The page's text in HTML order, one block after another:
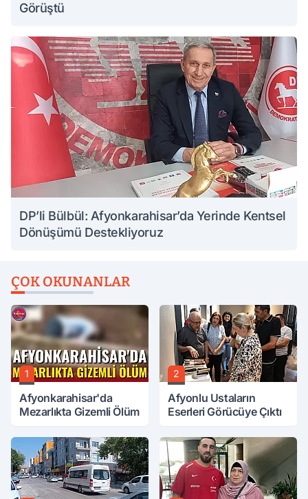
Görüştü
DP’li Bülbül: Afyonkarahisar’da Yerinde Kentsel
Dönüşümü Destekliyoruz
ÇOK OKUNANLAR
1
Afyonkarahisar'da
Mezarlıkta Gizemli Ölüm
2
Afyonlu Ustaların
Eserleri Görücüye Çıktı